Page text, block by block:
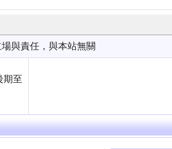
與責任，與本站無關
期至